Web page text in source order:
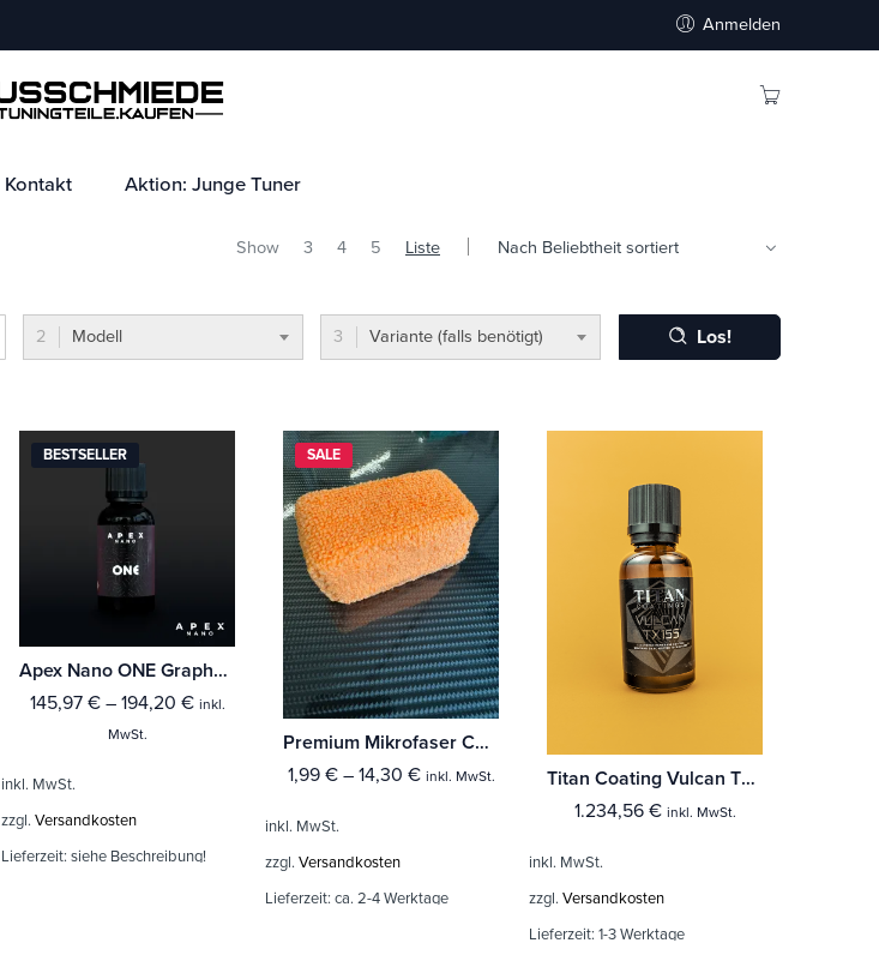
Anmelden
Kontakt Aktion: Junge Tuner
Show 3 4 5 Liste
Modell Variante (falls benötigt) Los!
BESTSELLER
Apex Nano ONE Graphene Coating
145,97 €– 194,20 € inkl.
MwSt.
inkl. MwSt.
zzgl. Versandkosten
Lieferzeit: siehe Beschreibung!
SALE
Premium Mikrofaser Coating-Block orange
1,99 €– 14,30 € inkl. MwSt.
inkl. MwSt.
zzgl. Versandkosten
Lieferzeit: ca. 2-4 Werktage
Titan Coating Vulcan TX 155
1.234,56 € inkl. MwSt.
inkl. MwSt.
zzgl. Versandkosten
Lieferzeit: 1-3 Werktage